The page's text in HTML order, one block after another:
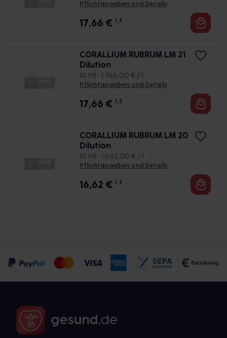
Pflichtangaben und Details
17,66 € 1, 3
CORALLIUM RUBRUM LM 21
Dilution
10 ml • 1.766,00 € / l
Pflichtangaben und Details
17,66 € 1, 3
CORALLIUM RUBRUM LM 20
Dilution
10 ml • 1.662,00 € / l
Pflichtangaben und Details
16,62 € 1, 3